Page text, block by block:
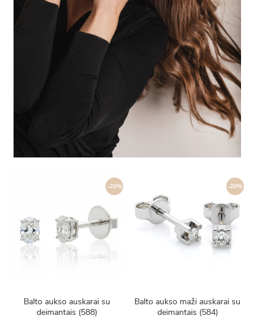
-20%
Balto aukso auskarai su
deimantais (588)
-20%
Balto aukso maži auskarai su
deimantais (584)